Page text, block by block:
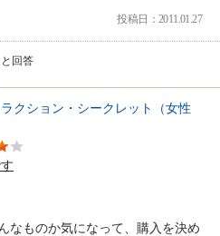
投稿日：2011.01.27
回答
クション・シークレット（女性
なものか気になって、購入を決め